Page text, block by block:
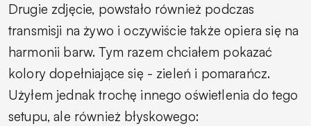
Drugie zdjęcie, powstało również podczas
transmisji na żywo i oczywiście także opiera się na
harmonii barw. Tym razem chciałem pokazać
kolory dopełniające się - zieleń i pomarańcz.
Użyłem jednak trochę innego oświetlenia do tego
setupu, ale również błyskowego: